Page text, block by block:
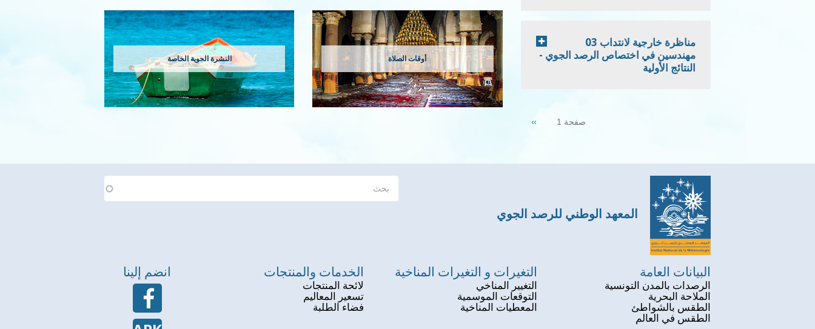
النشرة الجوية الخاصة أوقات الصلاة
مناظرة خارجية لانتداب 03
مهندسين في اختصاص الرصد الجوي -
النتائج الأولية
صفحة 1 Next
››
المعهد الوطني للرصد الجوي
البيانات العامة
الرصدات بالمدن التونسية
الملاحة البحرية
الطقس بالشواطئ
الطقس في العالم
التغيرات و التغيرات المناخية
التغيير المناخي
التوقعات الموسمية
المعطيات المناخية
الخدمات والمنتجات
لائحة المنتجات
تسعير المعاليم
فضاء الطلبة
انضم إلينا